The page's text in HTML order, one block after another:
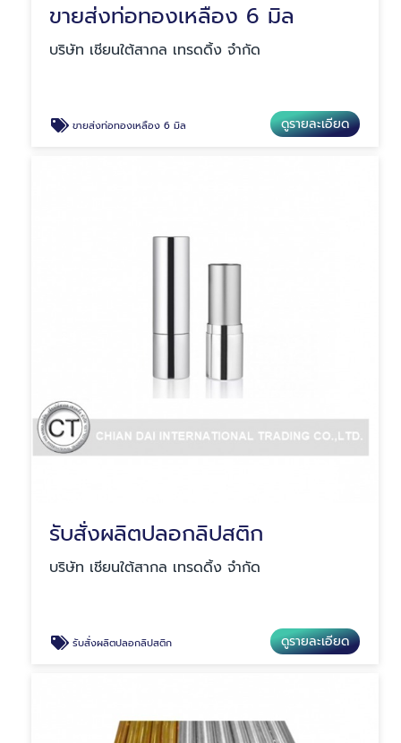
ขายส่งท่อทองเหลือง 6 มิล
บริษัท เชียนใต้สากล เทรดดิ้ง จำกัด
ขายส่งท่อทองเหลือง 6 มิล ดูรายละเอียด
รับสั่งผลิตปลอกลิปสติก
บริษัท เชียนใต้สากล เทรดดิ้ง จำกัด
รับสั่งผลิตปลอกลิปสติก ดูรายละเอียด